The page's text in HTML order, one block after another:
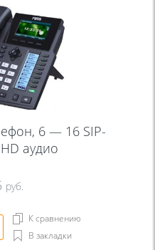
6 — 16 SIP-
аудио
руб.
К сравнению
В закладки